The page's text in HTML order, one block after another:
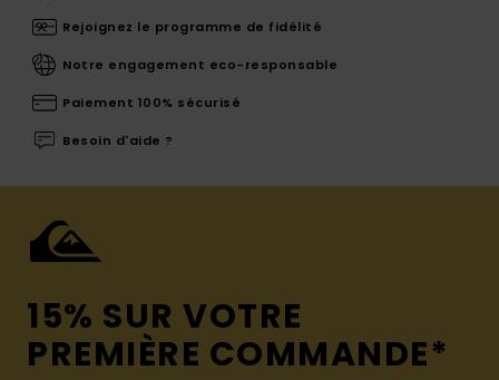
Rejoignez le programme de fidélité
Notre engagement eco-responsable
Paiement 100% sécurisé
Besoin d'aide ?
15% SUR VOTRE
PREMIÈRE COMMANDE*